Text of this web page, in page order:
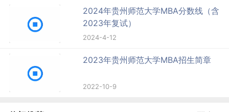
2024年贵州师范大学MBA分数线（含
2023年复试）
2024-4-12
2023年贵州师范大学MBA招生简章
2022-10-9